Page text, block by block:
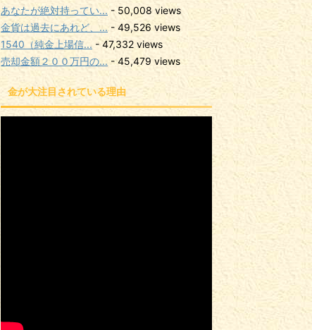
あなたが絶対持ってい... - 50,008 views
金貨は過去にあれど、... - 49,526 views
1540（純金上場信... - 47,332 views
売却金額２００万円の... - 45,479 views
金が大注目されている理由